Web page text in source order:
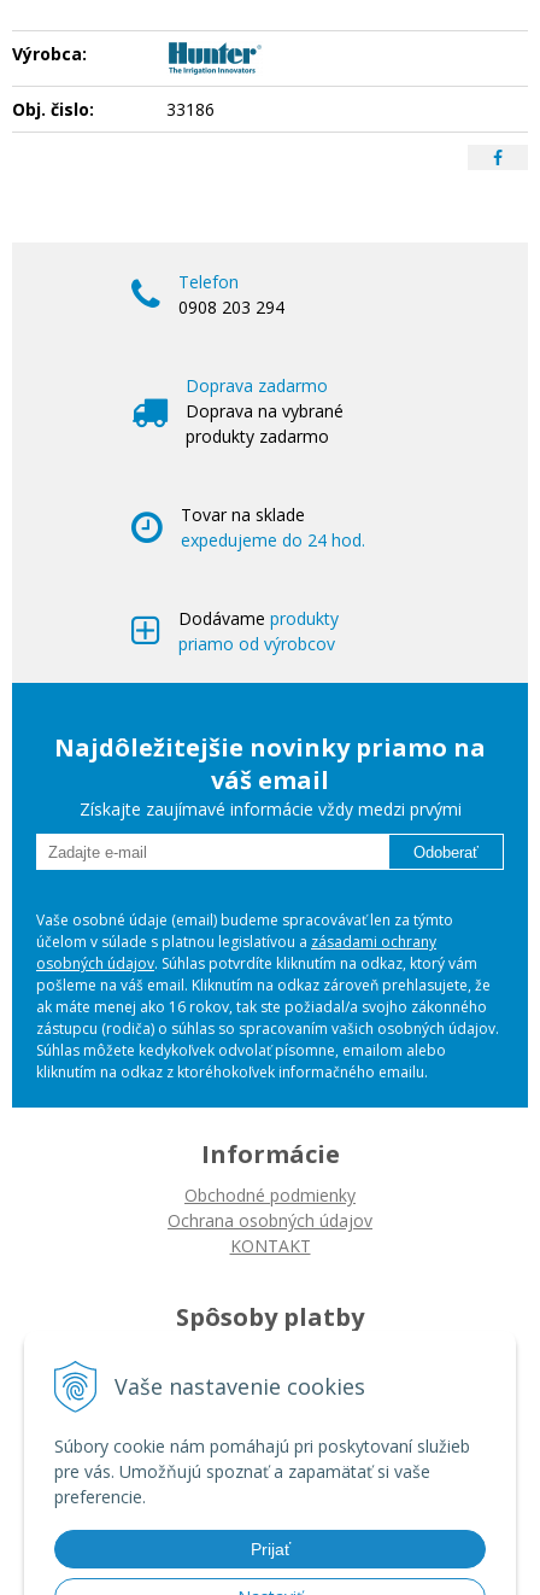
Vaše nastavenie cookies
Súbory cookie nám pomáhajú pri poskytovaní služieb
pre vás. Umožňujú spoznať a zapamätať si vaše
preferencie.
Prijať
Výrobca:
Obj. čislo: 33186
Telefon
0908 203 294
Doprava zadarmo
Doprava na vybrané
produkty zadarmo
Tovar na sklade
expedujeme do 24 hod.
Dodávame produkty
priamo od výrobcov
Najdôležitejšie novinky priamo na
váš email
Získajte zaujímavé informácie vždy medzi prvými
Odoberať
Vaše osobné údaje (email) budeme spracovávať len za týmto
účelom v súlade s platnou legislatívou a zásadami ochrany
osobných údajov. Súhlas potvrdíte kliknutím na odkaz, ktorý vám
pošleme na váš email. Kliknutím na odkaz zároveň prehlasujete, že
ak máte menej ako 16 rokov, tak ste požiadal/a svojho zákonného
zástupcu (rodiča) o súhlas so spracovaním vašich osobných údajov.
Súhlas môžete kedykoľvek odvolať písomne, emailom alebo
kliknutím na odkaz z ktoréhokoľvek informačného emailu.
Informácie
Obchodné podmienky
Ochrana osobných údajov
KONTAKT
Spôsoby platby
Platba bankovým prevodom
Ako nakupovať
Autorizované servisy